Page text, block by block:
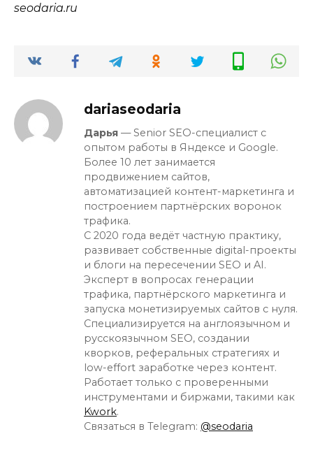
seodaria.ru
dariaseodaria
Дарья — Senior SEO-специалист с
опытом работы в Яндексе и Google.
Более 10 лет занимается
продвижением сайтов,
автоматизацией контент-маркетинга и
построением партнёрских воронок
трафика.
С 2020 года ведёт частную практику,
развивает собственные digital-проекты
и блоги на пересечении SEO и AI.
Эксперт в вопросах генерации
трафика, партнёрского маркетинга и
запуска монетизируемых сайтов с нуля.
Специализируется на англоязычном и
русскоязычном SEO, создании
кворков, реферальных стратегиях и
low-effort заработке через контент.
Работает только с проверенными
инструментами и биржами, такими как
Kwork.
Связаться в Telegram: @seodaria